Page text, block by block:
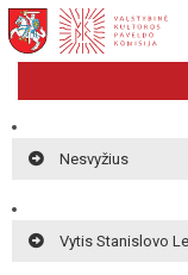
Nesvyžius
Vytis Stanislovo